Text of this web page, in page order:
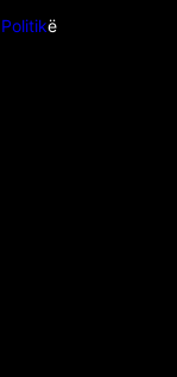
Politikë